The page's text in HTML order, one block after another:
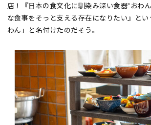
店！『日本の食文化に馴染み深い食器‟おわ
な食事をそっと支える存在になりたい』と
わん」と名付けたのだそう。